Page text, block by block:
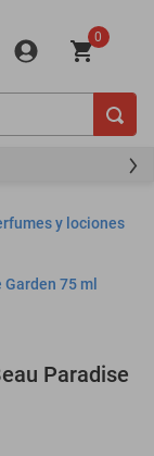
0
y lociones
75 ml
Paradise